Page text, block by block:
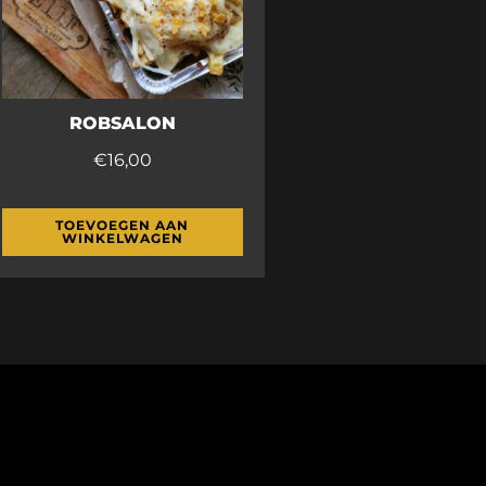
ROBSALON
€16,00
TOEVOEGEN AAN
WINKELWAGEN